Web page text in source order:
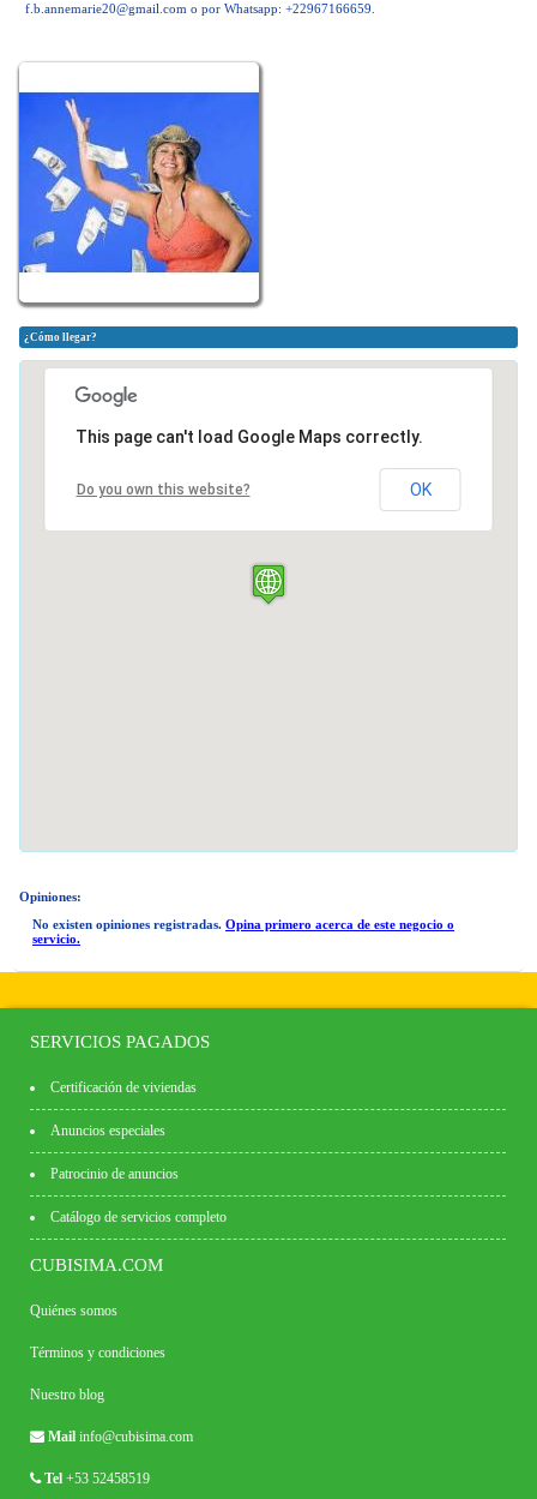
f.b.annemarie20@gmail.com o por Whatsapp: +22967166659.
¿Cómo llegar?
This page can't load Google Maps correctly.
Do you own this website? OK
Opiniones:
No existen opiniones registradas. Opina primero acerca de este negocio o
servicio.
SERVICIOS PAGADOS
Certificación de viviendas
Anuncios especiales
Patrocinio de anuncios
Catálogo de servicios completo
CUBISIMA.COM
Quiénes somos
Términos y condiciones
Nuestro blog
Mail info@cubisima.com
Tel +53 52458519